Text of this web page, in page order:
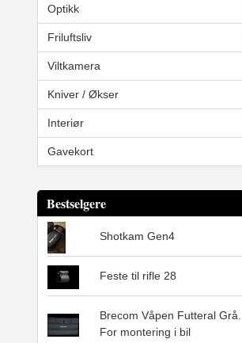
Optikk
Friluftsliv
Viltkamera
Kniver / Økser
Interiør
Gavekort
Bestselgere
Shotkam Gen4
Feste til rifle 28
Brecom Våpen Futteral Grå.
For montering i bil